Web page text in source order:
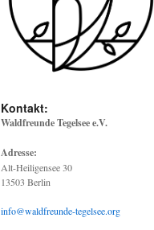
Kontakt:
Waldfreunde Tegelsee e.V.
Adresse:
Alt-Heiligensee 30
13503 Berlin
info@waldfreunde-tegelsee.org